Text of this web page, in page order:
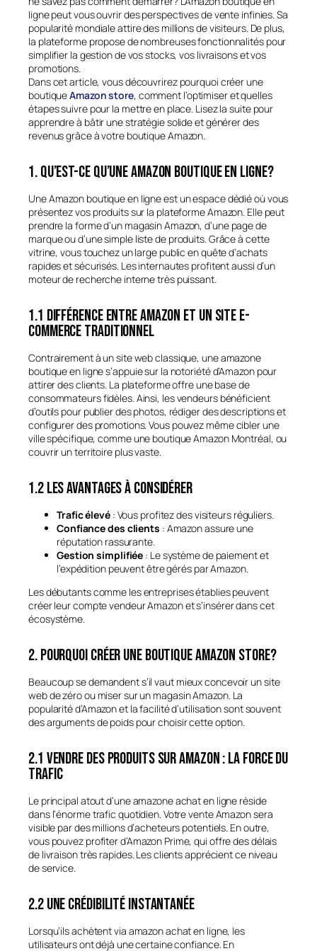
ligne peut vous ouvrir des perspectives de vente infinies. Sa
popularité mondiale attire des millions de visiteurs. De plus,
la plateforme propose de nombreuses fonctionnalités pour
simplifier la gestion de vos stocks, vos livraisons et vos
promotions.
Dans cet article, vous découvrirez pourquoi créer une
boutiqueAmazon store, comment l’optimiser etquelles
étapes suivre pour la mettre en place. Lisez la suite pour
apprendre à bâtir une stratégie solide et générer des
revenus grâce à votre boutique Amazon.
1. Qu’est-ce qu’une Amazon boutique en ligne?
Une Amazon boutique en ligne est un espace dédié où vous
présentez vos produits sur la plateforme Amazon. Elle peut
prendre la forme d’un magasin Amazon, d’une page de
marque ou d’une simple liste de produits. Grâce à cette
vitrine, vous touchez un large public en quête d’achats
rapides et sécurisés. Les internautes profitent aussi d’un
moteur de recherche interne très puissant.
1.1 Différence entre Amazon et un site e-
commerce traditionnel
Contrairement à un site web classique, une amazone
boutique en ligne s’appuie sur la notoriété d’Amazon pour
attirer des clients. La plateforme offre une base de
consommateurs fidèles. Ainsi, les vendeurs bénéficient
d’outils pour publier des photos, rédiger des descriptions et
configurer des promotions. Vous pouvez même cibler une
ville spécifique, comme une boutique Amazon Montréal, ou
couvrir un territoire plus vaste.
1.2 Les avantages à considérer
Trafic élevé: Vous profitez des visiteurs réguliers.
Confiance des clients : Amazon assure une
réputation rassurante.
Gestion simplifiée : Le système de paiement et
l’expédition peuvent être gérés par Amazon.
Les débutants comme les entreprises établies peuvent
créer leur compte vendeur Amazon et s’insérer dans cet
écosystème.
2. Pourquoi créer une boutique Amazon store?
Beaucoup se demandent s’il vaut mieux concevoir un site
web de zéro ou miser sur un magasin Amazon. La
popularité d’Amazon et la facilité d’utilisation sont souvent
des arguments de poids pour choisir cette option.
2.1 Vendre des produits sur Amazon : la force du
trafic
Le principal atout d’une amazone achat en ligne réside
dans l’énorme trafic quotidien. Votre vente Amazon sera
visible par des millions d’acheteurs potentiels. En outre,
vous pouvez profiter d’Amazon Prime, qui offre des délais
de livraison très rapides. Les clients apprécient ce niveau
de service.
2.2 Une crédibilité instantanée
Lorsqu’ils achètent via amazon achat en ligne, les
utilisateurs ont déjà une certaine confiance. En